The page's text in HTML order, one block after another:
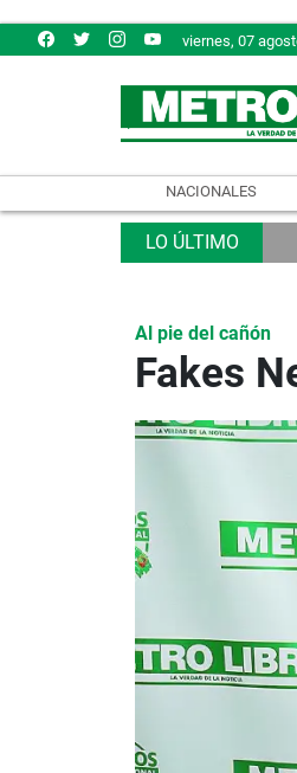
viernes, 07
NACIONALES
Al pie del cañón
Fakes